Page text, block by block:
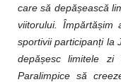
care să depășească
viitorului.
sportivii participanți la
depășesc limitele
Paralimpice să